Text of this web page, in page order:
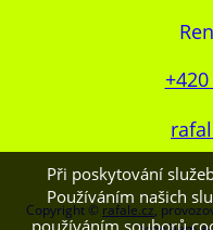
Copyright © rafale.cz,
Při poskytování
Používáním našich